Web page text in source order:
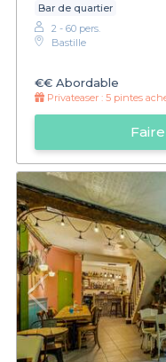
Bar de quartier
2 - 60 pers.
Bastille
€€ Abordable
Privateaser : 5 pintes